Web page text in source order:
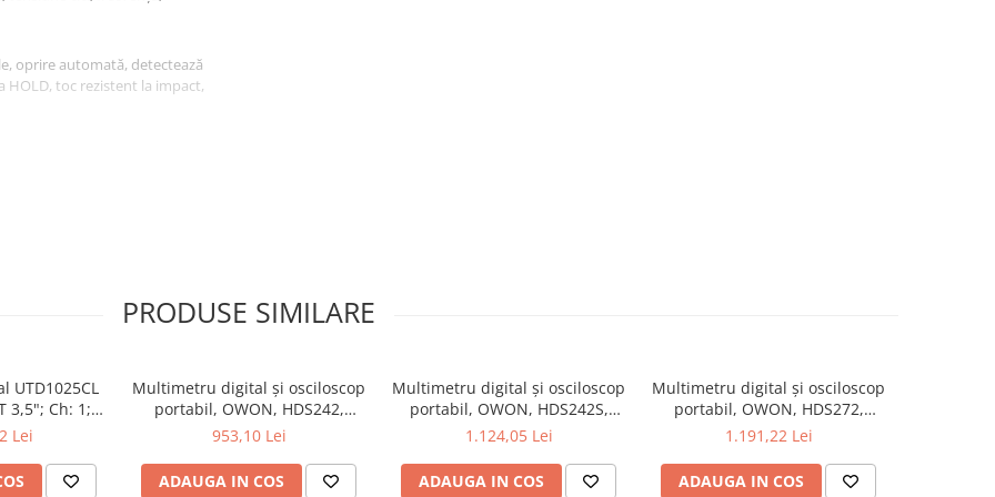
oprire automată, detectează
HOLD, toc rezistent la impact,
precise in domeniul
pentru aplicații de
PRODUSE SIMILARE
UTD1025CL
3,5"; Ch: 1;
cu
Lei
Multimetru digital și osciloscop
portabil, OWON, HDS242,
200mV-1kV, 200mA-
953,10 Lei
ADAUGA IN COS
Multimetru digital și osciloscop
portabil, OWON, HDS242S,
200mV-1kV, 200mA-
1.124,05 Lei
ADAUGA IN COS
Multimetru digital și osciloscop
portabil, OWON, HDS272,
200mV-1kV, 200mA-
1.191,22 Lei
ADAUGA IN COS